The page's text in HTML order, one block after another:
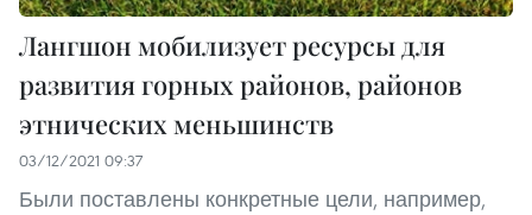
Лангшон мобилизует ресурсы для
развития горных районов, районов
этнических меньшинств
03/12/2021 09:37
Были поставлены конкретные цели, например,